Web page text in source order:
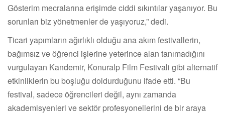
Gösterim mecralarına erişimde ciddi sıkıntılar yaşanıyor. Bu
sorunları biz yönetmenler de yaşıyoruz,” dedi.
Ticari yapımların ağırlıklı olduğu ana akım festivallerin,
bağımsız ve öğrenci işlerine yeterince alan tanımadığını
vurgulayan Kandemir, Konuralp Film Festivali gibi alternatif
etkinliklerin bu boşluğu doldurduğunu ifade etti. “Bu
festival, sadece öğrencileri değil, aynı zamanda
akademisyenleri ve sektör profesyonellerini de bir araya